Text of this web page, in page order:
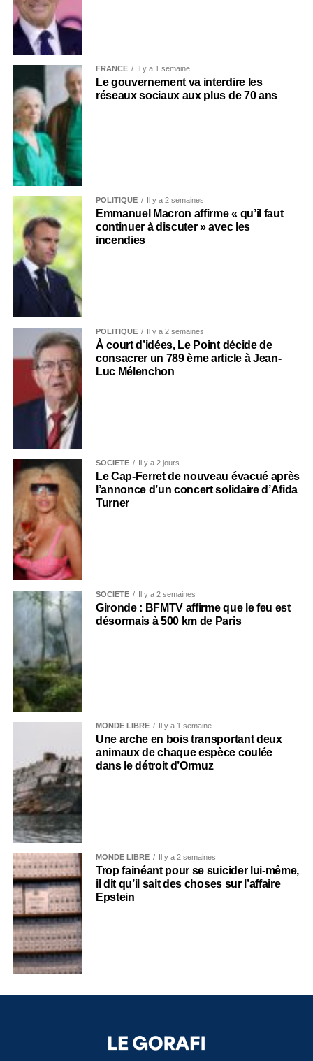
FRANCE Il y a 1 semaine
Le gouvernement va interdire les
réseaux sociaux aux plus de 70 ans
POLITIQUE Il y a 2 semaines
Emmanuel Macron affirme « qu’il faut
continuer à discuter » avec les
incendies
POLITIQUE Il y a 2 semaines
À court d’idées, Le Point décide de
consacrer un 789 ème article à Jean-
Luc Mélenchon
SOCIÉTÉ Il y a 2 jours
Le Cap-Ferret de nouveau évacué après
l’annonce d’un concert solidaire d’Afida
Turner
SOCIÉTÉ Il y a 2 semaines
Gironde : BFMTV affirme que le feu est
désormais à 500 km de Paris
MONDE LIBRE Il y a 1 semaine
Une arche en bois transportant deux
animaux de chaque espèce coulée
dans le détroit d’Ormuz
MONDE LIBRE Il y a 2 semaines
Trop fainéant pour se suicider lui-même,
il dit qu’il sait des choses sur l’affaire
Epstein